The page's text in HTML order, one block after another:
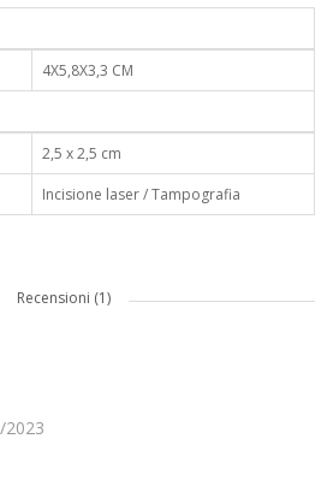
4X5,8X3,3 CM
2,5 x 2,5 cm
Incisione laser / Tampografia
Recensioni (1)
2023